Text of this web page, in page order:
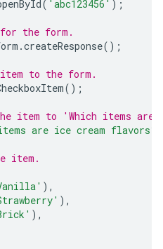
( 'abc123456' );
the form.
.createResponse();
item to the form.
();
item to 'Which items are
are ice cream flavors?'
item.
),
),
),